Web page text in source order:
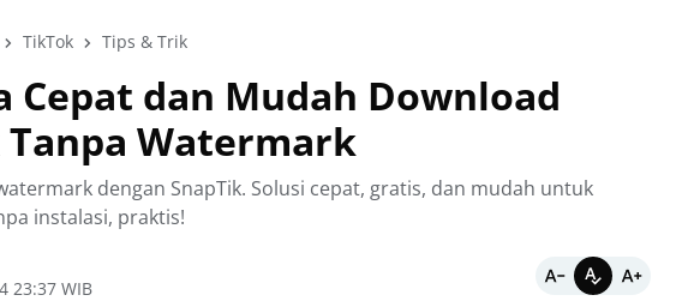
TikTok Tips & Trik
Cepat dan Mudah Download
Watermark
dengan SnapTik. Solusi cepat, gratis, dan mudah untuk
instalasi, praktis!
23:37 WIB